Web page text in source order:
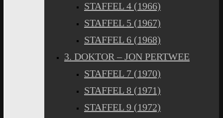
STAFFEL 4 (1966)
STAFFEL 5 (1967)
STAFFEL 6 (1968)
3. DOKTOR – JON PERTWEE
STAFFEL 7 (1970)
STAFFEL 8 (1971)
STAFFEL 9 (1972)